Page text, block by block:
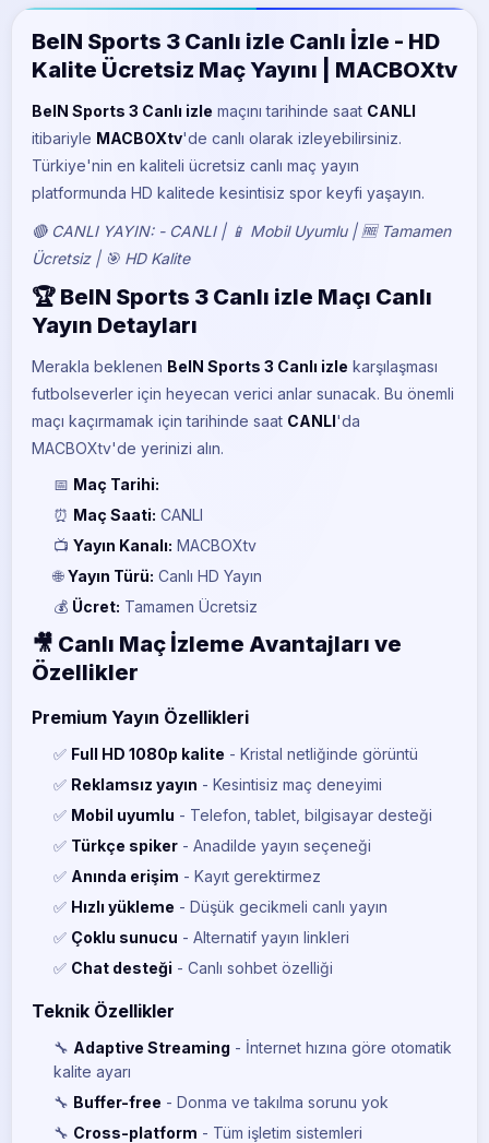
BeIN Sports 5
BeIN Sports 3 Canlı izle Canlı İzle - HD
Kalite Ücretsiz Maç Yayını | MACBOXtv
BeIN Sports 3 Canlı izle maçınıtarihinde saat CANLI
itibariyle MACBOXtv'de canlı olarak izleyebilirsiniz.
Türkiye'nin en kaliteli ücretsiz canlı maç yayın
platformunda HD kalitede kesintisiz spor keyfi yaşayın.
🔴 CANLI YAYIN: - CANLI | 📱 Mobil Uyumlu | 🆓 Tamamen
Ücretsiz | 🎯 HD Kalite
🏆 BeIN Sports 3 Canlı izle Maçı Canlı
Yayın Detayları
Merakla beklenen BeIN Sports 3 Canlı izle karşılaşması
futbolseverler için heyecan verici anlar sunacak. Bu önemli
maçı kaçırmamak içintarihinde saat CANLI'da
MACBOXtv'de yerinizi alın.
📅 Maç Tarihi:
⏰ Maç Saati: CANLI
📺 Yayın Kanalı: MACBOXtv
🌐Yayın Türü: Canlı HD Yayın
💰 Ücret: Tamamen Ücretsiz
🎥 Canlı Maç İzleme Avantajları ve
Özellikler
Premium Yayın Özellikleri
✅ Full HD 1080p kalite - Kristal netliğinde görüntü
✅ Reklamsız yayın - Kesintisiz maç deneyimi
✅ Mobil uyumlu - Telefon, tablet, bilgisayar desteği
✅ Türkçe spiker - Anadilde yayın seçeneği
✅ Anında erişim - Kayıt gerektirmez
✅ Hızlı yükleme - Düşük gecikmeli canlı yayın
✅ Çoklu sunucu - Alternatif yayın linkleri
✅ Chat desteği - Canlı sohbet özelliği
Teknik Özellikler
🔧 Adaptive Streaming - İnternet hızına göre otomatik
kalite ayarı
🔧 Buffer-free - Donma ve takılma sorunu yok
🔧 Cross-platform - Tüm işletim sistemleri